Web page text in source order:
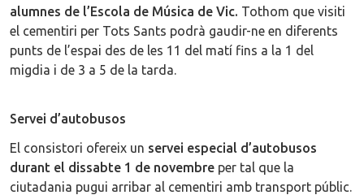
alumnes de l’Escola de Música de Vic. Tothom que visiti
el cementiri per Tots Sants podrà gaudir-ne en diferents
punts de l’espai des de les 11 del matí fins a la 1 del
migdia i de 3 a 5 de la tarda.
Servei d’autobusos
El consistori ofereix un servei especial d’autobusos
durant el dissabte 1 de novembre per tal que la
ciutadania pugui arribar al cementiri amb transport públic.